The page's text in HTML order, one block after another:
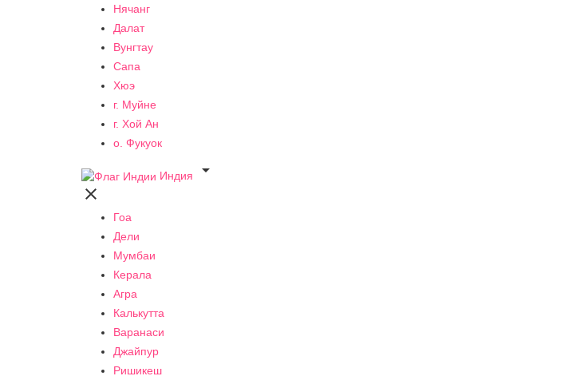
Нячанг
Далат
Вунгтау
Сапа
Хюэ
г. Муйне
г. Хой Ан
о. Фукуок
Индия


Гоа
Дели
Мумбаи
Керала
Агра
Калькутта
Варанаси
Джайпур
Ришикеш